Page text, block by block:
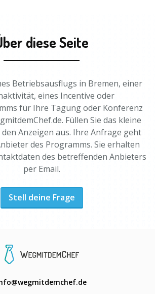
diese Seite
Betriebsausflugs in Bremen, einer
eines Incentive oder
für Ihre Tagung oder Konferenz
Füllen Sie das kleine
Anzeigen aus. Ihre Anfrage geht
des Programms. Sie erhalten
des betreffenden Anbieters
per Email.
Stell deine Frage